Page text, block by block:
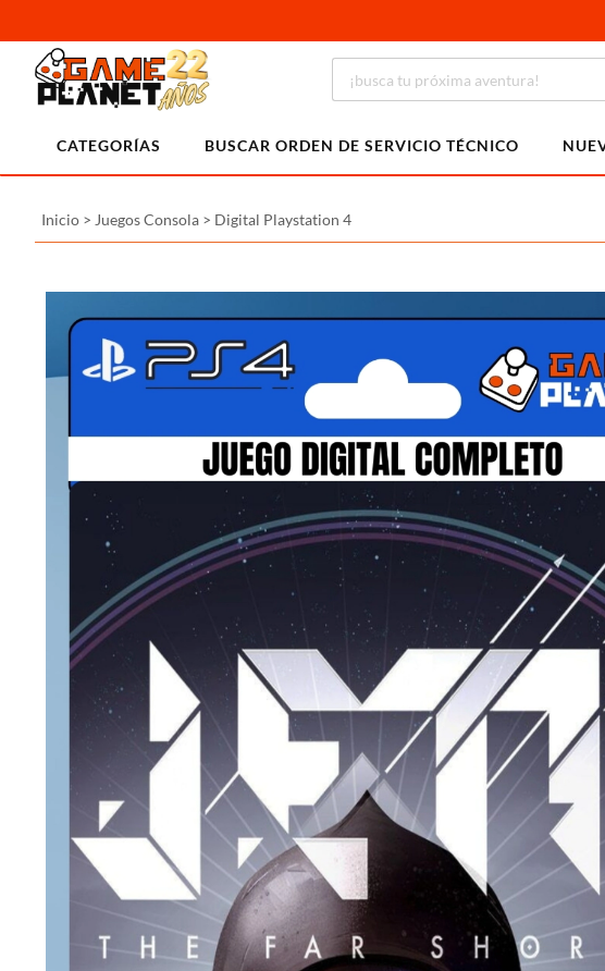
CATEGORÍAS BUSCAR ORDEN DE SERVICIO TÉCNICO
Inicio > Juegos Consola > Digital Playstation 4